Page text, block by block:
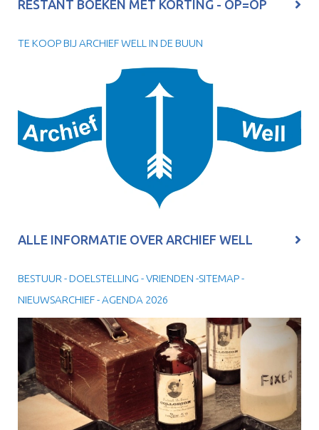
RESTANT BOEKEN MET KORTING - OP=OP
TE KOOP BIJ ARCHIEF WELL IN DE BUUN
ALLE INFORMATIE OVER ARCHIEF WELL
BESTUUR - DOELSTELLING - VRIENDEN -SITEMAP -
NIEUWSARCHIEF - AGENDA 2026